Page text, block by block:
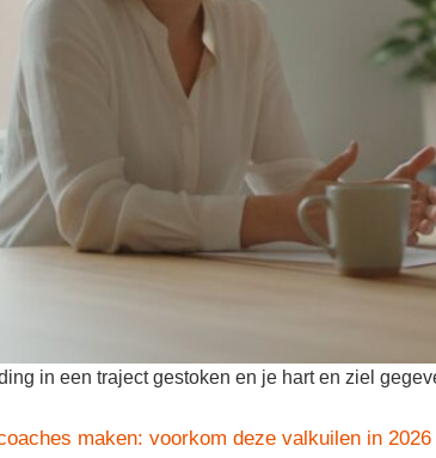
in een traject gestoken en je hart en ziel
maken: voorkom deze valkuilen in 2026